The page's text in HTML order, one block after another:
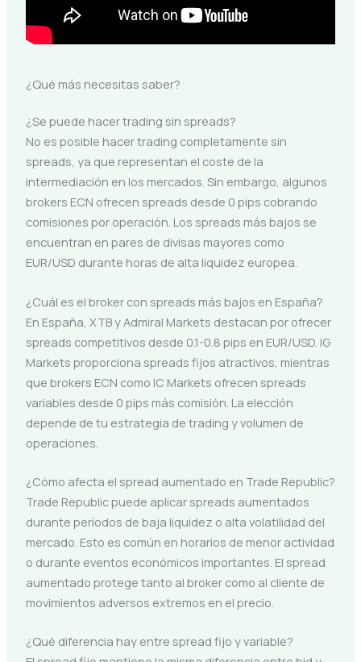
¿Qué más necesitas saber?
¿Se puede hacer trading sin spreads?
No es posible hacer trading completamente sin
spreads, ya que representan el coste de la
intermediación en los mercados. Sin embargo, algunos
brokers ECN ofrecen spreads desde 0 pips cobrando
comisiones por operación. Los spreads más bajos se
encuentran en pares de divisas mayores como
EUR/USD durante horas de alta liquidez europea.
¿Cuál es el broker con spreads más bajos en España?
En España, XTB y Admiral Markets destacan por ofrecer
spreads competitivos desde 0.1-0.8 pips en EUR/USD. IG
Markets proporciona spreads fijos atractivos, mientras
que brokers ECN como IC Markets ofrecen spreads
variables desde 0 pips más comisión. La elección
depende de tu estrategia de trading y volumen de
operaciones.
¿Cómo afecta el spread aumentado en Trade Republic?
Trade Republic puede aplicar spreads aumentados
durante períodos de baja liquidez o alta volatilidad del
mercado. Esto es común en horarios de menor actividad
o durante eventos económicos importantes. El spread
aumentado protege tanto al broker como al cliente de
movimientos adversos extremos en el precio.
¿Qué diferencia hay entre spread fijo y variable?